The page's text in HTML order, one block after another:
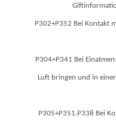
P302+P352 Bei Kontakt
P304+P341 Bei
Luft bringen und in
P305+P351.P338 Bei